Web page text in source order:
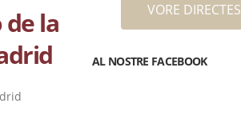
la
VORE DIRECTES
AL NOSTRE FACEBOOK